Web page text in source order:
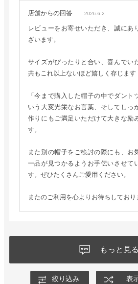
店舗からの回答 2026.6.2
レビューをお寄せいただき、誠にあ
ざいます。
サイズがぴったりと合い、喜んでい
共もこれ以上ないほど嬉しく存じます
「今まで購入した帽子の中でダント
いう大変光栄なお言葉、そしてしっ
作りにもご満足いただけて大きな励
す。
また別の帽子をご検討の際にも、お
一品が見つかるようお手伝いさせて
す。ぜひたくさんご愛用ください。
またのご利用を心よりお待ちしており
もっと見る
絞り込み 表